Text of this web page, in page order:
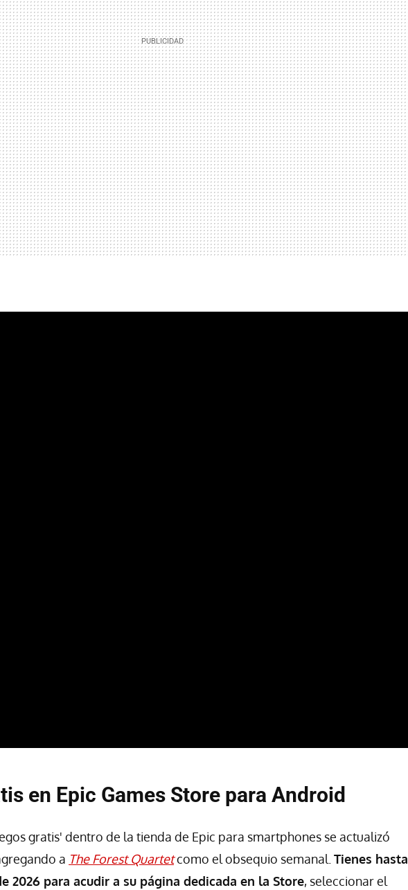
en Epic Games Store para Android
gratis' dentro de la tienda de Epic para smartphones se actualizó
a The Forest Quartetcomo el obsequio semanal. Tienes hasta
2026 para acudir a su página dedicada en la Store, seleccionar el